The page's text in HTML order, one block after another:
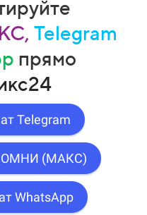
Telegram
прямо
Telegram
ОМНИ (МАКС)
WhatsApp